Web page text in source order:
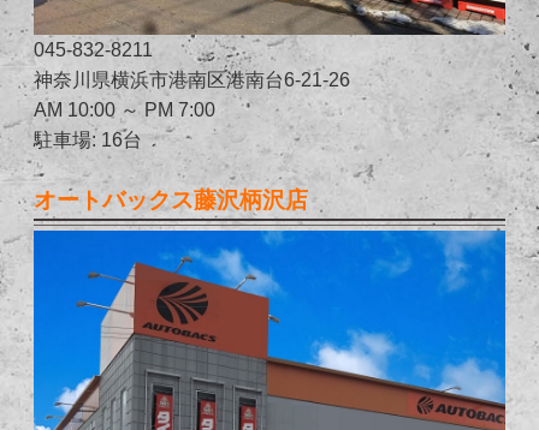
045-832-8211
神奈川県横浜市港南区港南台6-21-26
AM 10:00 ～ PM 7:00
駐車場: 16台
オートバックス藤沢柄沢店